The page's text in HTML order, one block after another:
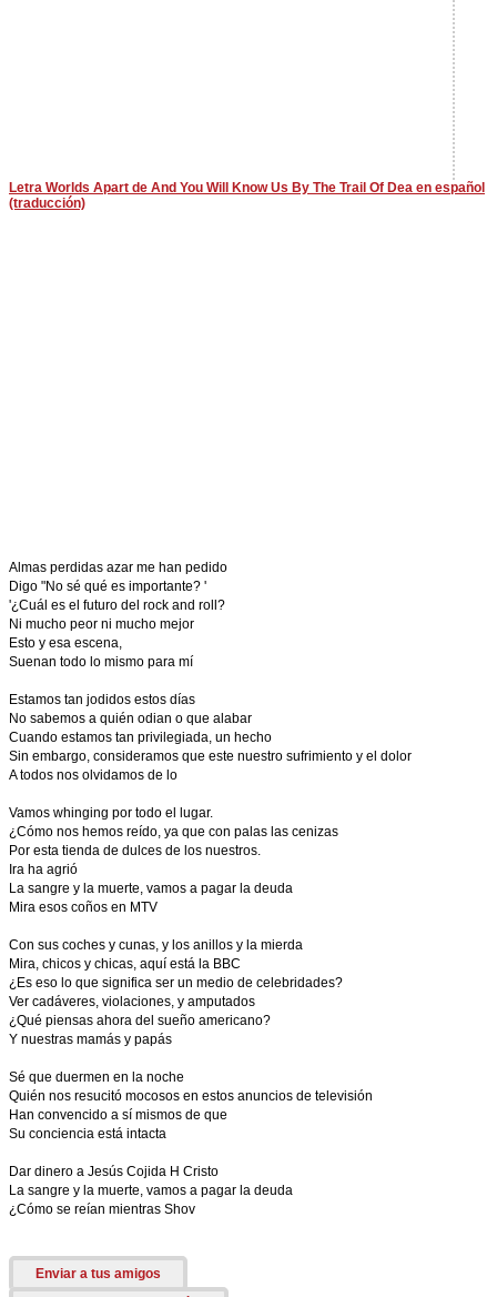
Letra Worlds Apart de And You Will Know Us By The Trail Of Dea en español
(traducción)
Almas perdidas azar me han pedido
Digo "No sé qué es importante? '
'¿Cuál es el futuro del rock and roll?
Ni mucho peor ni mucho mejor
Esto y esa escena,
Suenan todo lo mismo para mí
Estamos tan jodidos estos días
No sabemos a quién odian o que alabar
Cuando estamos tan privilegiada, un hecho
Sin embargo, consideramos que este nuestro sufrimiento y el dolor
A todos nos olvidamos de lo
Vamos whinging por todo el lugar.
¿Cómo nos hemos reído, ya que con palas las cenizas
Por esta tienda de dulces de los nuestros.
Ira ha agrió
La sangre y la muerte, vamos a pagar la deuda
Mira esos coños en MTV
Con sus coches y cunas, y los anillos y la mierda
Mira, chicos y chicas, aquí está la BBC
¿Es eso lo que significa ser un medio de celebridades?
Ver cadáveres, violaciones, y amputados
¿Qué piensas ahora del sueño americano?
Y nuestras mamás y papás
Sé que duermen en la noche
Quién nos resucitó mocosos en estos anuncios de televisión
Han convencido a sí mismos de que
Su conciencia está intacta
Dar dinero a Jesús Cojida H Cristo
La sangre y la muerte, vamos a pagar la deuda
¿Cómo se reían mientras Shov
Enviar a tus amigos